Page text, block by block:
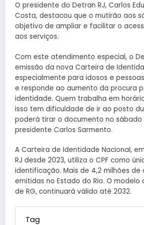
O presidente do Detran RJ, Carlos
Costa, destacou que o mutirão aos
objetivo de ampliar e facilitar o
aos serviços.
Com este atendimento especial, o
emissão da nova Carteira de
especialmente para idosos e
e responde ao aumento da procura
identidade. Quem trabalha em
isso tem dificuldade de ir ao posto
poderá tirar o documento no
presidente Carlos Sarmento.
A Carteira de Identidade Nacional,
RJ desde 2023, utiliza o CPF como
identificação. Mais de 4,2 milhões
emitidas no Estado do Rio. O modelo
de RG, continuará válido até 2032.
Tag